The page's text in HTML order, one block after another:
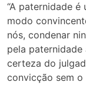
“A paternidade
modo
nós, condenar
pela paternidade
certeza do
convicção sem o